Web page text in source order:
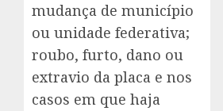
mudança de município
ou unidade federativa;
roubo, furto, dano ou
extravio da placa e nos
casos em que haja